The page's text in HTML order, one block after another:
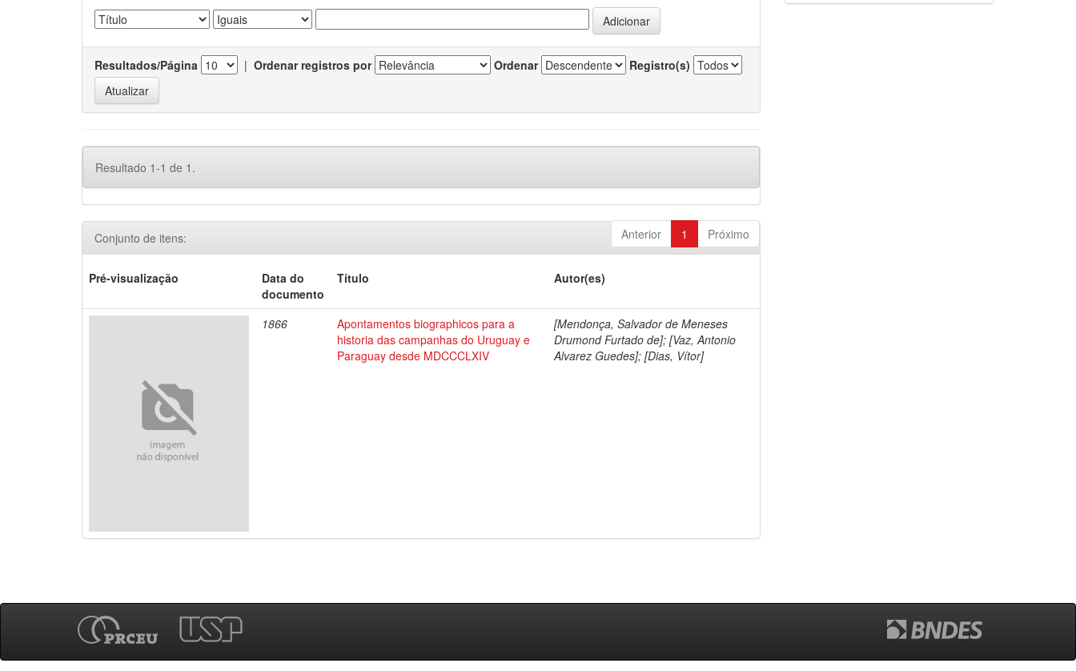
Resultados/Página | Ordenar registros por Ordenar Registro(s)
Resultado 1-1 de 1.
Anterior 1 Próximo
Conjunto de itens:
Pré-visualização
Data do
documento
Título Autor(es)
1866
Apontamentos biographicos para a
historia das campanhas do Uruguay e
Paraguay desde MDCCCLXIV
[Mendonça, Salvador de Meneses
Drumond Furtado de]; [Vaz, Antonio
Alvarez Guedes]; [Dias, Vítor]